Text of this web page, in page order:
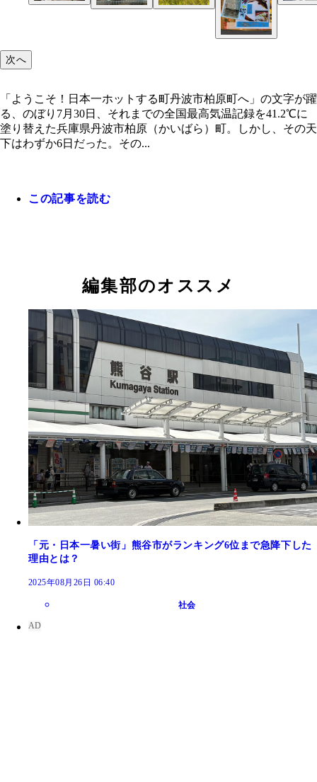
今回取材に応えてくれた、かいばら観光案内所
次へ
「ようこそ！日本一ホットする町丹波市柏原町へ」の文字が躍
る、のぼり7月30日、それまでの全国最高気温記録を41.2℃に
塗り替えた兵庫県丹波市柏原（かいばら）町。しかし、その天
下はわずか6日だった。その...
この記事を読む
編集部のオススメ
「元・日本一暑い街」熊谷市がランキング6位まで急降下した
理由とは？
2025年08月26日 06:40
社会